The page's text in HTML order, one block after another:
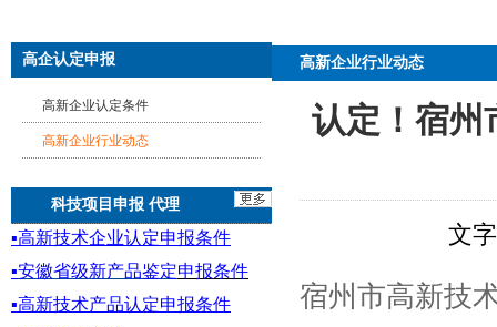
高企认定申报
高新企业认定条件
高新企业行业动态
科技项目申报 代理
▪高新技术企业认定申报条件
▪安徽省级新产品鉴定申报条件
▪高新技术产品认定申报条件
高新企业行业动态
认定！宿州
文
宿州市高新技